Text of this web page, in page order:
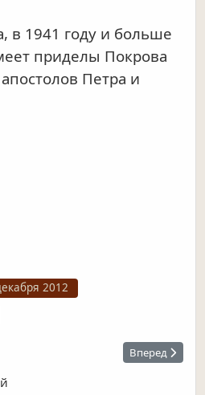
в 1941 году и больше
приделы Покрова
Петра и
2012
Ильинский храм Следующий:
Вперед